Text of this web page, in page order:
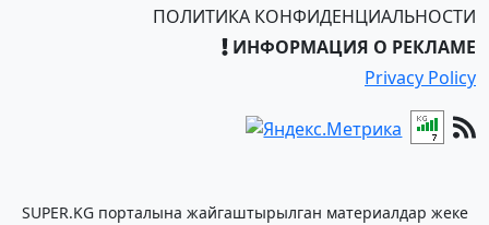
ПОЛИТИКА КОНФИДЕНЦИАЛЬНОСТИ
ИНФОРМАЦИЯ О РЕКЛАМЕ
Privacy Policy
SUPER.KG порталына жайгаштырылган материалдар жеке